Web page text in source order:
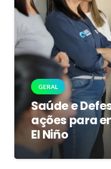
GERAL
Saúde e
ações para
El Niño